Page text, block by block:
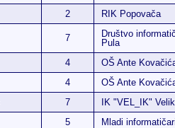
2 RIK Popovača
7
Društvo
Pula
4
OŠ Ante
4
OŠ Ante
7
IK "VEL_IK"
5
Mladi